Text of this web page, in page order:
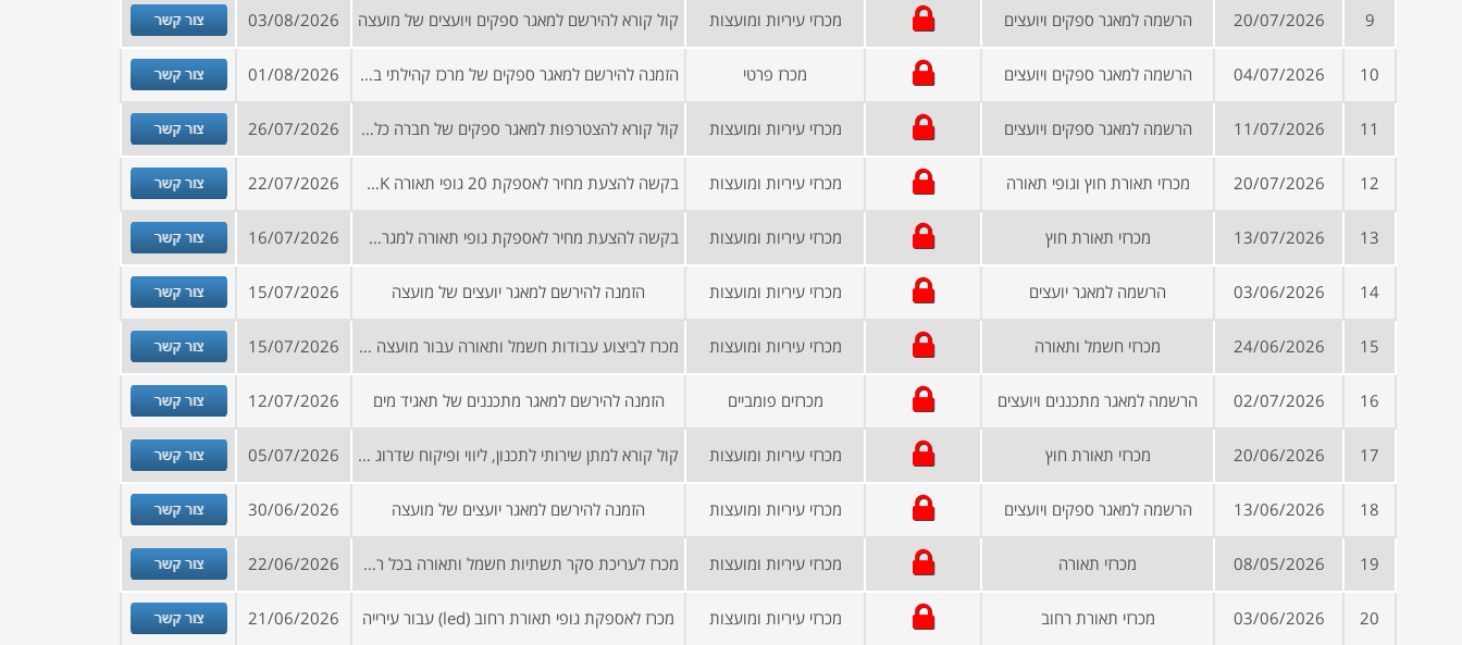
9
20/07/2026 הרשמה למאגר ספקים ויועצים מכרזי עיריות ומועצות קול קורא להירשם למאגר ספקים ויועצים של מועצה 03/08/2026 צור קשר
10
04/07/2026 הרשמה למאגר ספקים ויועצים מכרז פרטי הזמנה להירשם למאגר ספקים של מרכז קהילתי בדרום הארץ 01/08/2026 צור קשר
11
11/07/2026 הרשמה למאגר ספקים ויועצים מכרזי עיריות ומועצות קול קורא להצטרפות למאגר ספקים של חברה כלכלית 26/07/2026 צור קשר
12
20/07/2026 מכרזי תאורת חוץ וגופי תאורה מכרזי עיריות ומועצות בקשה להצעת מחיר לאספקת 20 גופי תאורה M LED 300W 4K כולל התקנה במגרש ספורט 22/07/2026 צור קשר
13
13/07/2026 מכרזי תאורת חוץ מכרזי עיריות ומועצות בקשה להצעת מחיר לאספקת גופי תאורה למגרש ספורט בישוב בצפון הארץ 16/07/2026 צור קשר
14
03/06/2026 הרשמה למאגר יועצים מכרזי עיריות ומועצות הזמנה להירשם למאגר יועצים של מועצה 15/07/2026 צור קשר
15
24/06/2026 מכרזי חשמל ותאורה מכרזי עיריות ומועצות מכרז לביצוע עבודות חשמל ותאורה עבור מועצה בצפון הארץ 15/07/2026 צור קשר
16
02/07/2026 הרשמה למאגר מתכננים ויועצים מכרזים פומביים הזמנה להירשם למאגר מתכננים של תאגיד מים 12/07/2026 צור קשר
17
20/06/2026 מכרזי תאורת חוץ מכרזי עיריות ומועצות קול קורא למתן שירותי לתכנון, ליווי ופיקוח שדרוג והחלפת מערכת בקרת התאורה העירונית במחלקת במאור באגף לשיפור פני העיר 05/07/2026 צור קשר
18
13/06/2026 הרשמה למאגר ספקים ויועצים מכרזי עיריות ומועצות הזמנה להירשם למאגר יועצים של מועצה 30/06/2026 צור קשר
19
08/05/2026 מכרזי תאורה מכרזי עיריות ומועצות מכרז לעריכת סקר תשתיות חשמל ותאורה בכל רחבי העיר לרבות מיפוי, מחשוב, סימון עמודים ומרכזיות ברחבי העיר 22/06/2026 צור קשר
20
03/06/2026 מכרזי תאורת רחוב מכרזי עיריות ומועצות מכרז לאספקת גופי תאורת רחוב (led) עבור עירייה 21/06/2026 צור קשר